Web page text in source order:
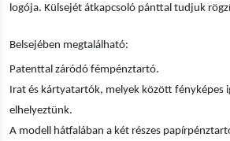
logója. Külsejét átkapcsoló pánttal tudjuk
Belsejében megtalálható:
Patenttal záródó fémpénztartó.
Irat és kártyatartók, melyek között fényképes
elhelyeztünk.
A modell hátfalában a két részes